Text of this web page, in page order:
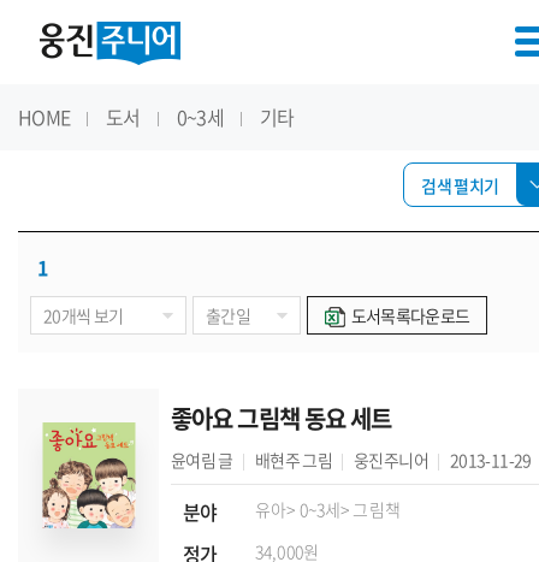
HOME 도서 0~3세 기타
검색 펼치기
1
도서목록다운로드
좋아요 그림책 동요 세트
윤여림 글 배현주그림 웅진주니어 2013-11-29
분야 유아> 0~3세> 그림책
정가 34,000원